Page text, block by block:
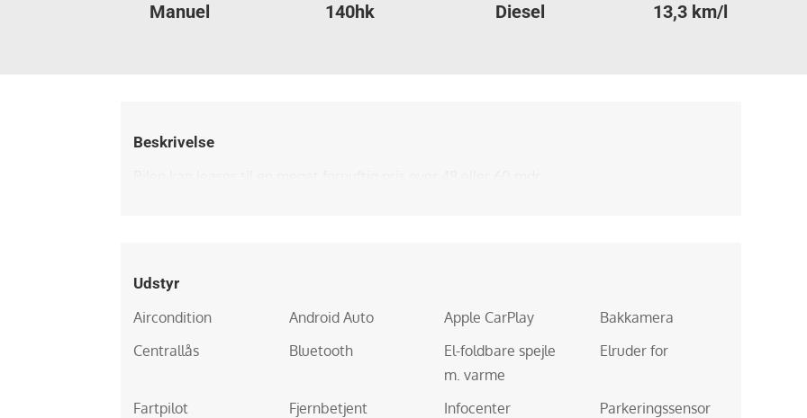
Manuel 140hk Diesel 13,3 km/l
Beskrivelse
Udstyr
Aircondition
Android Auto Apple CarPlay
Bakkamera
Centrallås
Bluetooth
El-foldbare spejle
m. varme
Elruder for
Fartpilot
Fjernbetjent
Infocenter
Parkeringssensor